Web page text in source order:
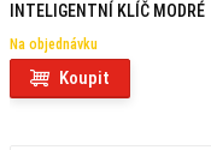
INTELIGENTNÍ KLÍČ MODRÉ
Na objednávku
Koupit